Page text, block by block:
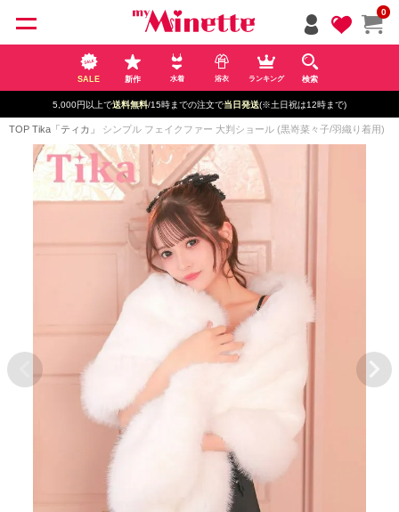
0
SALE 新作 水着 浴衣 ランキング 検索
5,000円以上で送料無料/15時までの注文で当日発送(※土日祝は12時まで)
TOP Tika「ティカ」 シンプル フェイクファー 大判ショール (黒嵜菜々子/羽織り着用)
ペー
ジト
ップ